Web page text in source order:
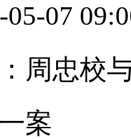
05-07
周忠校
案